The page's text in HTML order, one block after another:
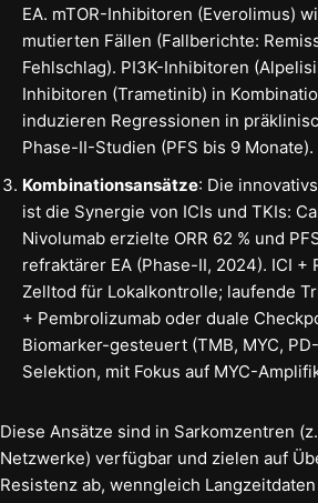
EA. mTOR-Inhibitoren (Everolimus)
mutierten Fällen (Fallberichte:
Fehlschlag). PI3K-Inhibitoren
Inhibitoren (Trametinib) in
induzieren Regressionen in
Phase-II-Studien (PFS bis 9 Monate).
Kombinationsansätze: Die
ist die Synergie von ICIs und TKIs:
Nivolumab erzielte ORR 62 % und
refraktärer EA (Phase-II, 2024). ICI +
Zelltod für Lokalkontrolle; laufende
+ Pembrolizumab oder duale
Biomarker-gesteuert (TMB, MYC,
Selektion, mit Fokus auf MYC-
Diese Ansätze sind in Sarkomzentren
Netzwerke) verfügbar und zielen auf
Resistenz ab, wenngleich